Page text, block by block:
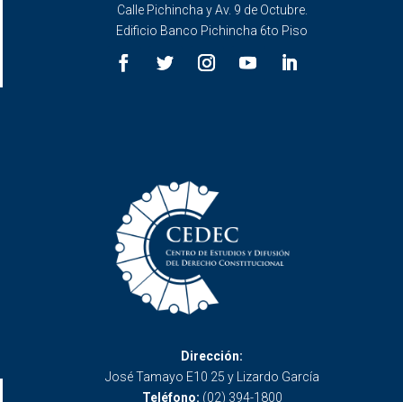
Calle Pichincha y Av. 9 de Octubre.
Edificio Banco Pichincha 6to Piso
Dirección:
José Tamayo E10 25 y Lizardo García
Teléfono: (02) 394-1800